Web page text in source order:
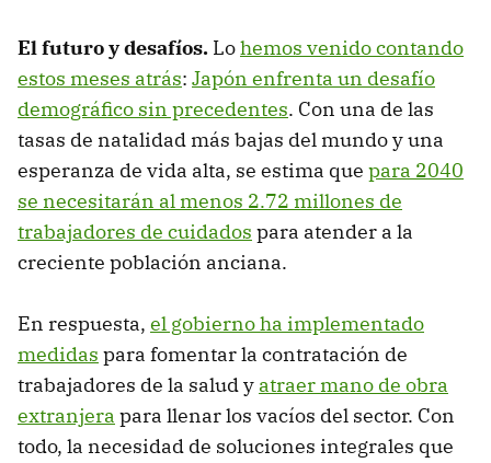
El futuro y desafíos. Lohemos venido contando
estos meses atrás: Japón enfrenta un desafío
demográfico sin precedentes. Con una de las
tasas de natalidad más bajas del mundo y una
esperanza de vida alta, se estima que para 2040
se necesitarán al menos 2.72 millones de
trabajadores de cuidados para atender a la
creciente población anciana.
En respuesta, el gobierno ha implementado
medidas para fomentar la contratación de
trabajadores de la salud y atraer mano de obra
extranjera para llenar los vacíos del sector. Con
todo, la necesidad de soluciones integrales que